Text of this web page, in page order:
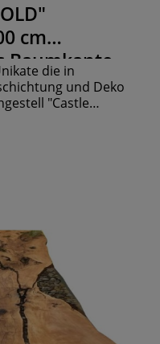
cm
Baumkante
die in
und Deko
"Castle
sich bezüglich
mit uns in